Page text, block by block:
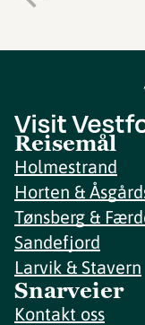
Reisemål
Holmestrand
Horten &
Tønsberg &
Sandefjord
Larvik & Stavern
Snarveier
Kontakt oss